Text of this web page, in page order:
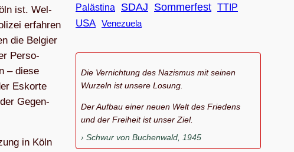
ist. Wel­
erfah­ren
die Bel­gier
Perso­
– diese
Eskorte
Gegen­
in Köln
Palästina
SDAJ Sommerfest TTIP
USA Venezuela
Die Vernichtung des Nazismus mit seinen
Wurzeln ist unsere Losung.
Der Aufbau einer neuen Welt des Friedens
und der Freiheit ist unser Ziel.
Schwur von Buchenwald, 1945